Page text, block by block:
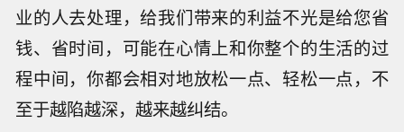
业的人去处理，给我们带来的利益不光是给您省
钱、省时间，可能在心情上和你整个的生活的过
程中间，你都会相对地放松一点、轻松一点，不
至于越陷越深，越来越纠结。